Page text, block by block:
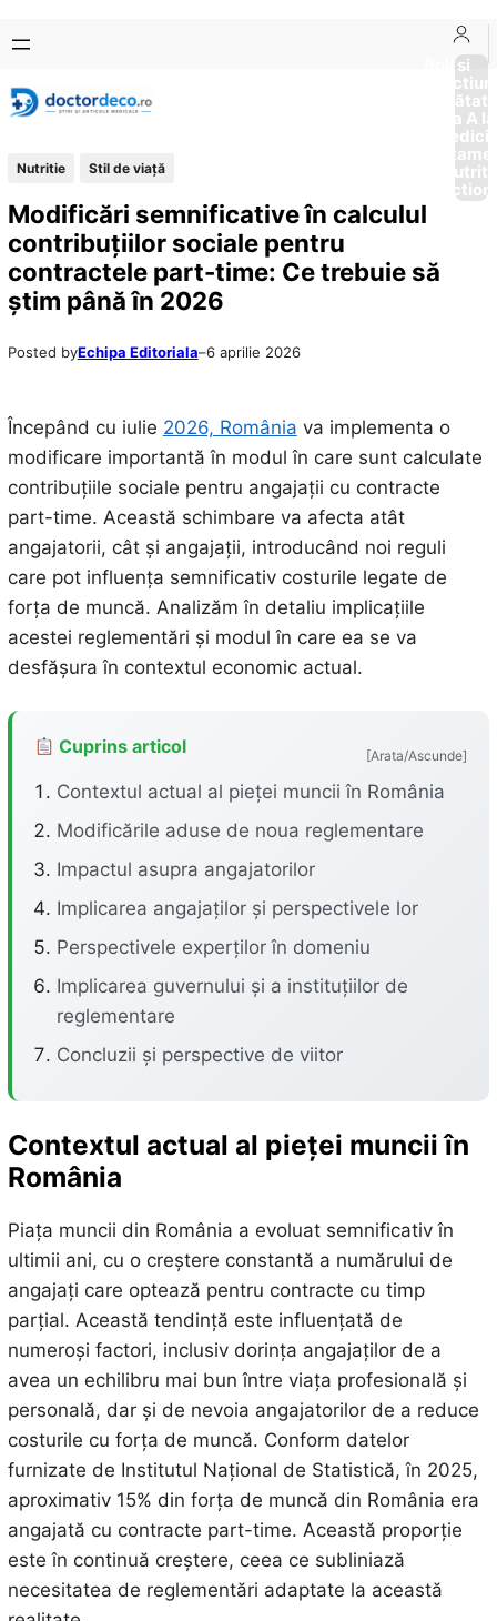
conținut
content
Boli si
Afectiuni
Sănătate
de la A
Nutritie Stil de viaţă
Modificări semnificative în calculul
contribuțiilor sociale pentru
contractele part-time: Ce trebuie să
știm până în 2026
Posted byEchipa Editoriala–6 aprilie 2026
Începând cu iulie 2026, România va implementa o
modificare importantă în modul în care sunt calculate
contribuțiile sociale pentru angajații cu contracte
part-time. Această schimbare va afecta atât
angajatorii, cât și angajații, introducând noi reguli
care pot influența semnificativ costurile legate de
forța de muncă. Analizăm în detaliu implicațiile
acestei reglementări și modul în care ea se va
desfășura în contextul economic actual.
Cuprins articol [Arata/Ascunde]
Contextul actual al pieței muncii în România
Modificările aduse de noua reglementare
Impactul asupra angajatorilor
Implicarea angajaților și perspectivele lor
Perspectivele experților în domeniu
Implicarea guvernului și a instituțiilor de
reglementare
Concluzii și perspective de viitor
Contextul actual al pieței muncii în
România
Piața muncii din România a evoluat semnificativ în
ultimii ani, cu o creștere constantă a numărului de
angajați care optează pentru contracte cu timp
parțial. Această tendință este influențată de
numeroși factori, inclusiv dorința angajaților de a
avea un echilibru mai bun între viața profesională și
personală, dar și de nevoia angajatorilor de a reduce
costurile cu forța de muncă. Conform datelor
furnizate de Institutul Național de Statistică, în 2025,
aproximativ 15% din forța de muncă din România era
angajată cu contracte part-time. Această proporție
este în continuă creștere, ceea ce subliniază
necesitatea de reglementări adaptate la această